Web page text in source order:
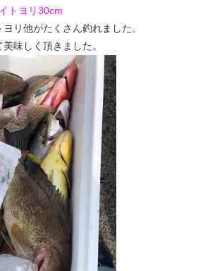
トヨリ30cm
リ他がたくさん釣れました。
味しく頂きました。